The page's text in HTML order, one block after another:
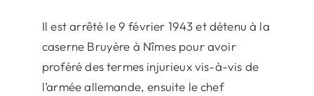
Il est arrêté le 9 février 1943 et détenu à la
caserne Bruyère à Nîmes pour avoir
proféré des termes injurieux vis-à-vis de
l’armée allemande, ensuite le chef